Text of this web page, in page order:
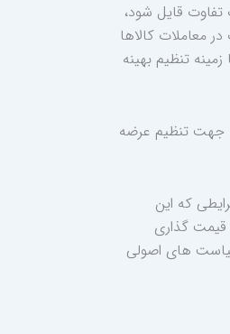
تفاوت قایل شود،
معاملات کالاها
تنظیم بهینه
جهت تنظیم عرضه
که این
قیمت گذاری
های اصولی